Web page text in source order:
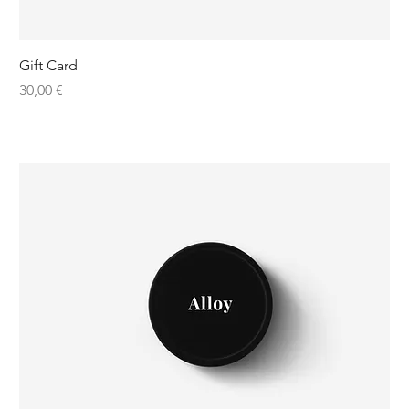
Gift Card
Preis
30,00 €